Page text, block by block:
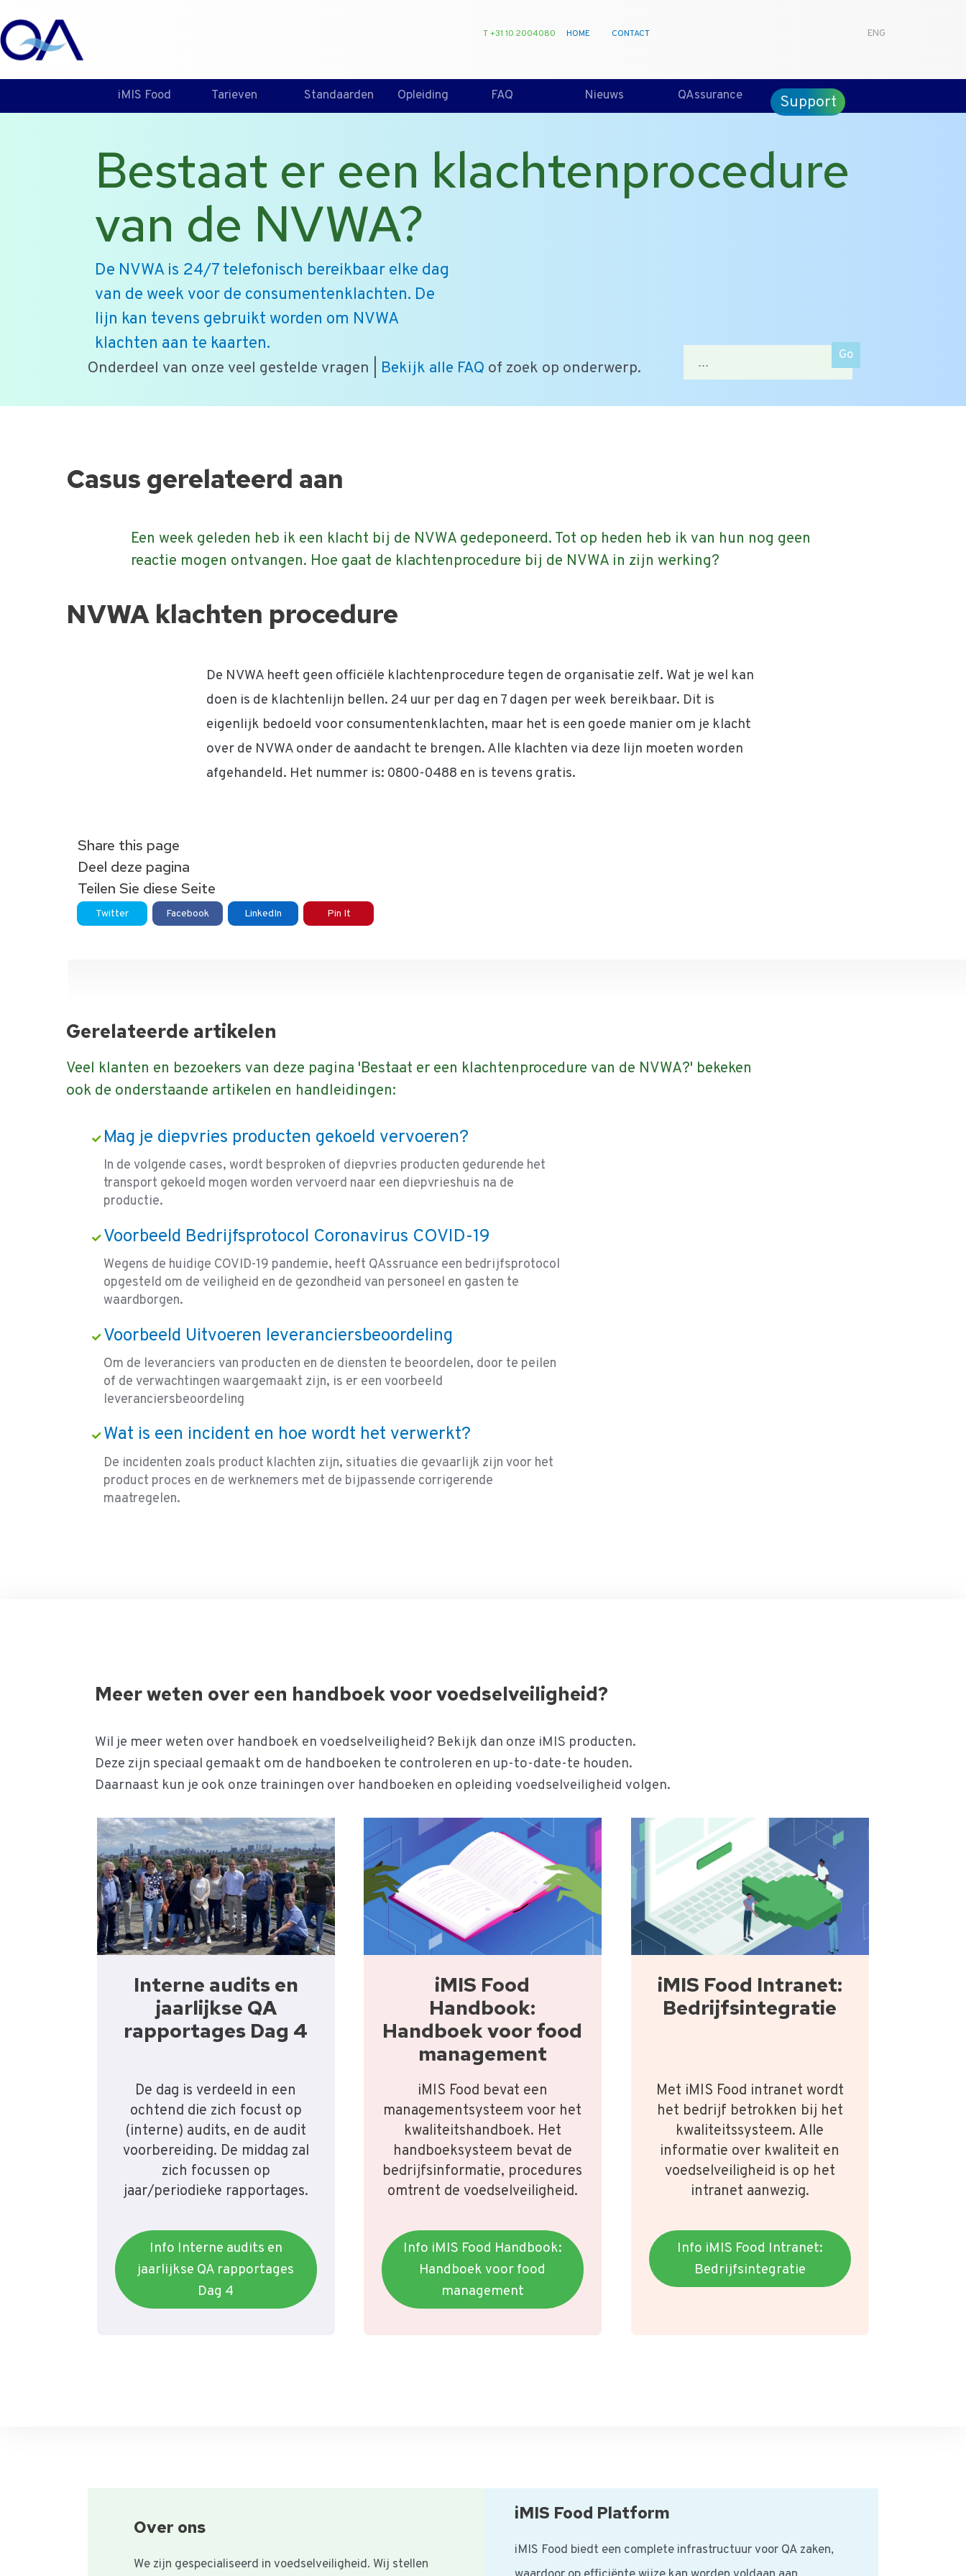
T +31 10 2004080 HOME CONTACT ENG
iMIS Food Tarieven Standaarden Opleiding FAQ Nieuws QAssurance Support
Bestaat er een klachtenprocedure
van de NVWA?
De NVWA is 24/7 telefonisch bereikbaar elke dag
van de week voor de consumentenklachten. De
lijn kan tevens gebruikt worden om NVWA
klachten aan te kaarten.
Onderdeel van onze veel gestelde vragen | Bekijk alle FAQ of zoek op onderwerp.
Zoek
naar:
Casus gerelateerd aan
Een week geleden heb ik een klacht bij de NVWA gedeponeerd. Tot op heden heb ik van hun nog geen
reactie mogen ontvangen. Hoe gaat de klachtenprocedure bij de NVWA in zijn werking?
NVWA klachten procedure
De NVWA heeft geen officiële klachtenprocedure tegen de organisatie zelf. Wat je wel kan
doen is de klachtenlijn bellen. 24 uur per dag en 7 dagen per week bereikbaar. Dit is
eigenlijk bedoeld voor consumentenklachten, maar het is een goede manier om je klacht
over de NVWA onder de aandacht te brengen. Alle klachten via deze lijn moeten worden
afgehandeld. Het nummer is: 0800-0488 en is tevens gratis.
Share this page
Deel deze pagina
Teilen Sie diese Seite
Twitter Facebook LinkedIn Pin It
Gerelateerde artikelen
Veel klanten en bezoekers van deze pagina 'Bestaat er een klachtenprocedure van de NVWA?' bekeken
ook de onderstaande artikelen en handleidingen:
Mag je diepvries producten gekoeld vervoeren?
In de volgende cases, wordt besproken of diepvries producten gedurende het
transport gekoeld mogen worden vervoerd naar een diepvrieshuis na de
productie.
Voorbeeld Bedrijfsprotocol Coronavirus COVID-19
Wegens de huidige COVID-19 pandemie, heeft QAssruance een bedrijfsprotocol
opgesteld om de veiligheid en de gezondheid van personeel en gasten te
waardborgen.
Voorbeeld Uitvoeren leveranciersbeoordeling
Om de leveranciers van producten en de diensten te beoordelen, door te peilen
of de verwachtingen waargemaakt zijn, is er een voorbeeld
leveranciersbeoordeling
Wat is een incident en hoe wordt het verwerkt?
De incidenten zoals product klachten zijn, situaties die gevaarlijk zijn voor het
product proces en de werknemers met de bijpassende corrigerende
maatregelen.
Meer weten over een handboek voor voedselveiligheid?
Wil je meer weten over handboek en voedselveiligheid? Bekijk dan onze iMIS producten.
Deze zijn speciaal gemaakt om de handboeken te controleren en up-to-date-te houden.
Daarnaast kun je ook onze trainingen over handboeken en opleiding voedselveiligheid volgen.
Interne audits en
jaarlijkse QA
rapportages Dag 4
De dag is verdeeld in een
ochtend die zich focust op
(interne) audits, en de audit
voorbereiding. De middag zal
zich focussen op
jaar/periodieke rapportages.
Info Interne audits en
jaarlijkse QA rapportages
Dag 4
iMIS Food
Handbook:
Handboek voor food
management
iMIS Food bevat een
managementsysteem voor het
kwaliteitshandboek. Het
handboeksysteem bevat de
bedrijfsinformatie, procedures
omtrent de voedselveiligheid.
Info iMIS Food Handbook:
Handboek voor food
management
iMIS Food Intranet:
Bedrijfsintegratie
Met iMIS Food intranet wordt
het bedrijf betrokken bij het
kwaliteitssysteem. Alle
informatie over kwaliteit en
voedselveiligheid is op het
intranet aanwezig.
Info iMIS Food Intranet:
Bedrijfsintegratie
Over ons
We zijn gespecialiseerd in voedselveiligheid. Wij stellen
iMIS Food Platform
iMIS Food biedt een complete infrastructuur voor QA zaken,